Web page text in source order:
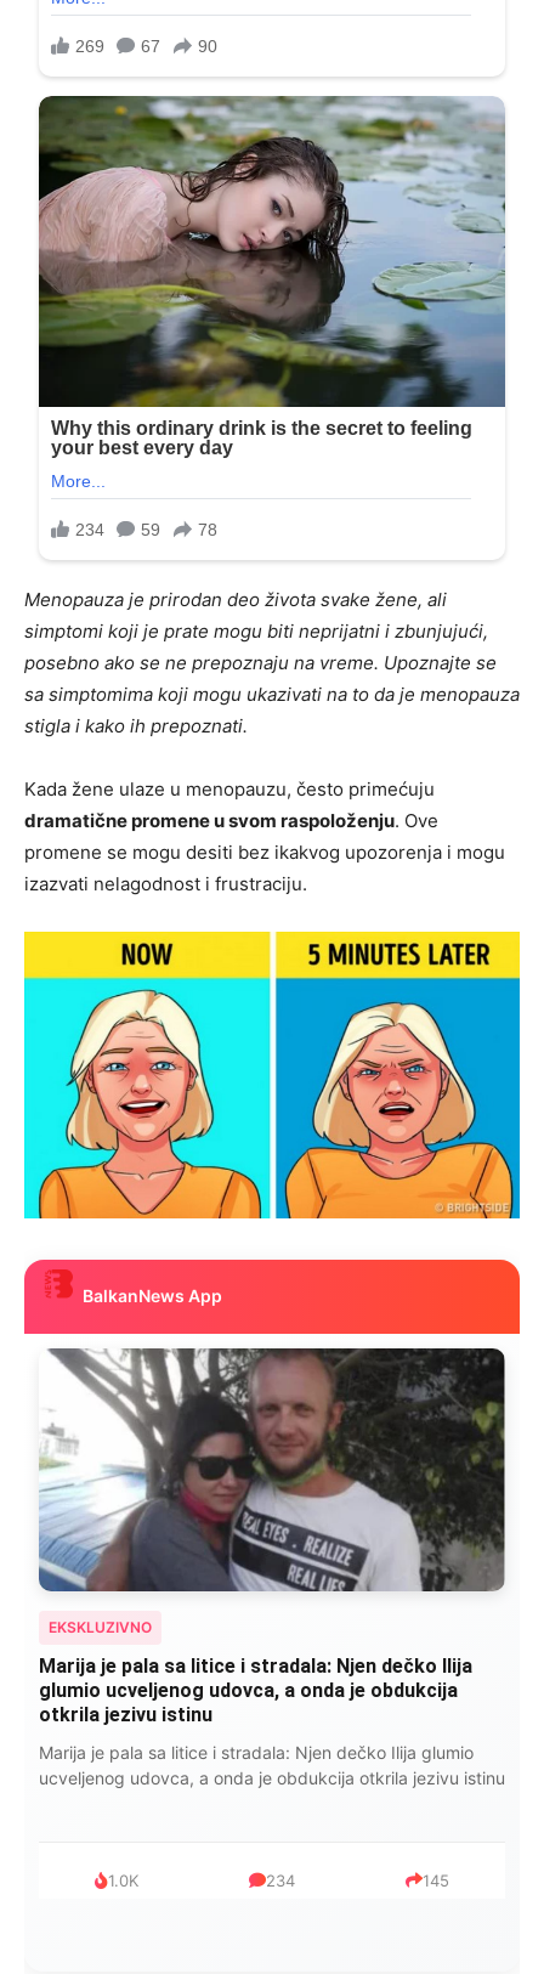
Menopauza je prirodan deo života svake žene, ali
simptomi koji je prate mogu biti neprijatni i zbunjujući,
posebno ako se ne prepoznaju na vreme. Upoznajte se
sa simptomima koji mogu ukazivati na to da je menopauza
stigla i kako ih prepoznati.
Kada žene ulaze u menopauzu, često primećuju
dramatične promene u svom raspoloženju. Ove
promene se mogu desiti bez ikakvog upozorenja i mogu
izazvati nelagodnost i frustraciju.
BalkanNews App
EKSKLUZIVNO
Marija je pala sa litice i stradala: Njen dečko Ilija
glumio ucveljenog udovca, a onda je obdukcija
otkrila jezivu istinu
Marija je pala sa litice i stradala: Njen dečko Ilija glumio
ucveljenog udovca, a onda je obdukcija otkrila jezivu istinu
1.0K 234 145